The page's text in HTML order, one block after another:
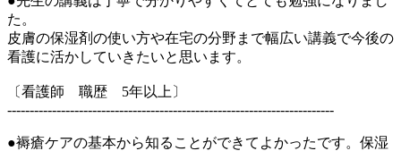
た。
皮膚の保湿剤の使い方や在宅の分野まで幅広い講義で今後の
看護に活かしていきたいと思います。
〔看護師 職歴 5年以上〕
-------------------------------------------------------------------------
●褥瘡ケアの基本から知ることができてよかったです。保湿